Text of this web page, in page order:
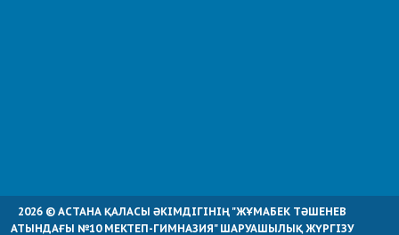
2026 © АСТАНА ҚАЛАСЫ ӘКІМДІГІНІҢ "ЖҰМАБЕК ТӘШЕНЕВ
АТЫНДАҒЫ №10 МЕКТЕП-ГИМНАЗИЯ" ШАРУАШЫЛЫҚ ЖҮРГІЗУ